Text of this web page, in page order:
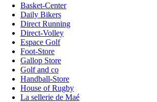
Basket-Center
Daily Bikers
Direct Running
Direct-Volley
Espace Golf
Foot-Store
Gallop Store
Golf and co
Handball-Store
House of Rugby
La sellerie de Maé